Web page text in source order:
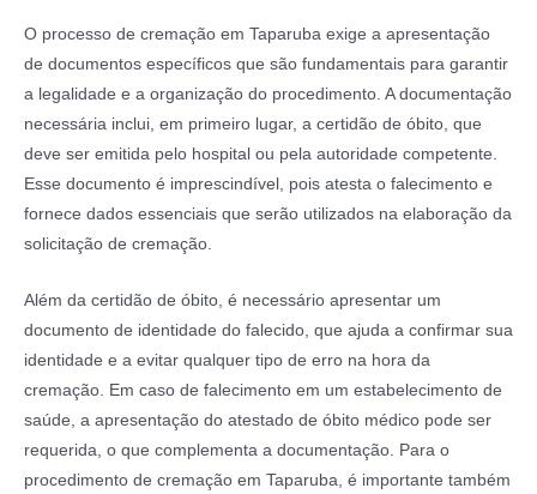
O processo de cremação em Taparuba exige a apresentação
de documentos específicos que são fundamentais para garantir
a legalidade e a organização do procedimento. A documentação
necessária inclui, em primeiro lugar, a certidão de óbito, que
deve ser emitida pelo hospital ou pela autoridade competente.
Esse documento é imprescindível, pois atesta o falecimento e
fornece dados essenciais que serão utilizados na elaboração da
solicitação de cremação.
Além da certidão de óbito, é necessário apresentar um
documento de identidade do falecido, que ajuda a confirmar sua
identidade e a evitar qualquer tipo de erro na hora da
cremação. Em caso de falecimento em um estabelecimento de
saúde, a apresentação do atestado de óbito médico pode ser
requerida, o que complementa a documentação. Para o
procedimento de cremação em Taparuba, é importante também